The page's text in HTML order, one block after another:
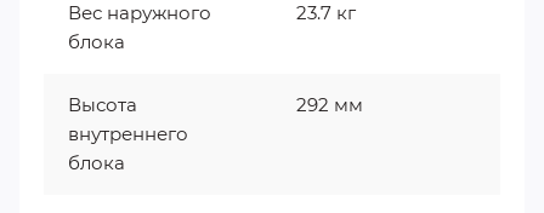
Вес наружного
блока
23.7 кг
Высота
внутреннего
блока
292 мм